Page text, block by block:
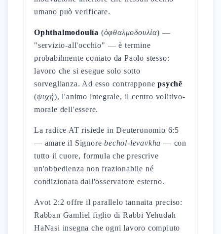
umano può verificare.
Ophthalmodoulía (ὀφθαλμοδουλία) —
"servizio-all'occhio" — è termine
probabilmente coniato da Paolo stesso:
lavoro che si esegue solo sotto
sorveglianza. Ad esso contrapponepsychē
(ψυχή), l'animo integrale, il centro volitivo-
morale dell'essere.
La radice AT risiede in Deuteronomio 6:5
— amare il Signorebechol-levavkha — con
tutto il cuore, formula che prescrive
un'obbedienza non frazionabile né
condizionata dall'osservatore esterno.
Avot 2:2 offre il parallelo tannaita preciso:
Rabban Gamliel figlio di Rabbi Yehudah
HaNasi insegna che ogni lavoro compiuto